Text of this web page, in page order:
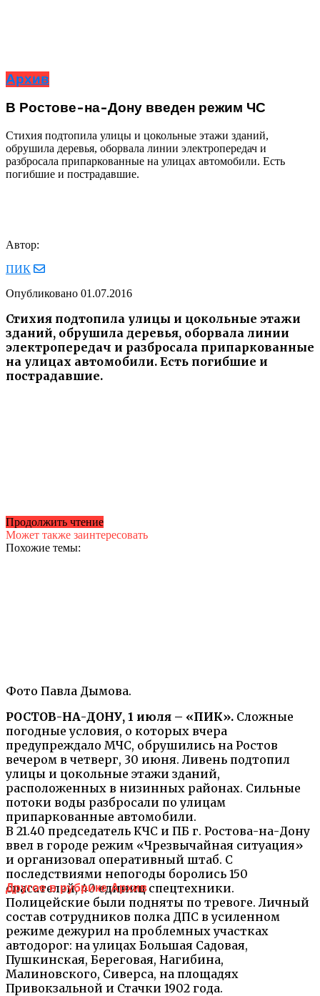
Архив
В Ростове-на-Дону введен режим ЧС
Стихия подтопила улицы и цокольные этажи зданий,
обрушила деревья, оборвала линии электропередач и
разбросала припаркованные на улицах автомобили. Есть
погибшие и пострадавшие.
Автор:
ПИК
Опубликовано 01.07.2016
Стихия подтопила улицы и цокольные этажи
зданий, обрушила деревья, оборвала линии
электропередач и разбросала припаркованные
на улицах автомобили. Есть погибшие и
пострадавшие.
Фото Павла Дымова.
РОСТОВ-НА-ДОНУ, 1 июля – «ПИК». Сложные
погодные условия, о которых вчера
предупреждало МЧС, обрушились на Ростов
вечером в четверг, 30 июня. Ливень подтопил
улицы и цокольные этажи зданий,
расположенных в низинных районах. Сильные
потоки воды разбросали по улицам
припаркованные автомобили.
В 21.40 председатель КЧС и ПБ г. Ростова-на-Дону
ввел в городе режим «Чрезвычайная ситуация»
и организовал оперативный штаб. С
последствиями непогоды боролись 150
спасателей, 40 единиц спецтехники.
Полицейские были подняты по тревоге. Личный
состав сотрудников полка ДПС в усиленном
режиме дежурил на проблемных участках
автодорог: на улицах Большая Садовая,
Пушкинская, Береговая, Нагибина,
Малиновского, Сиверса, на площадях
Привокзальной и Стачки 1902 года.
Продолжить чтение
Может также заинтересовать
Похожие темы:
Другое в рубрике Архив